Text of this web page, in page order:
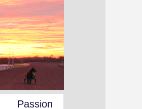
Passion